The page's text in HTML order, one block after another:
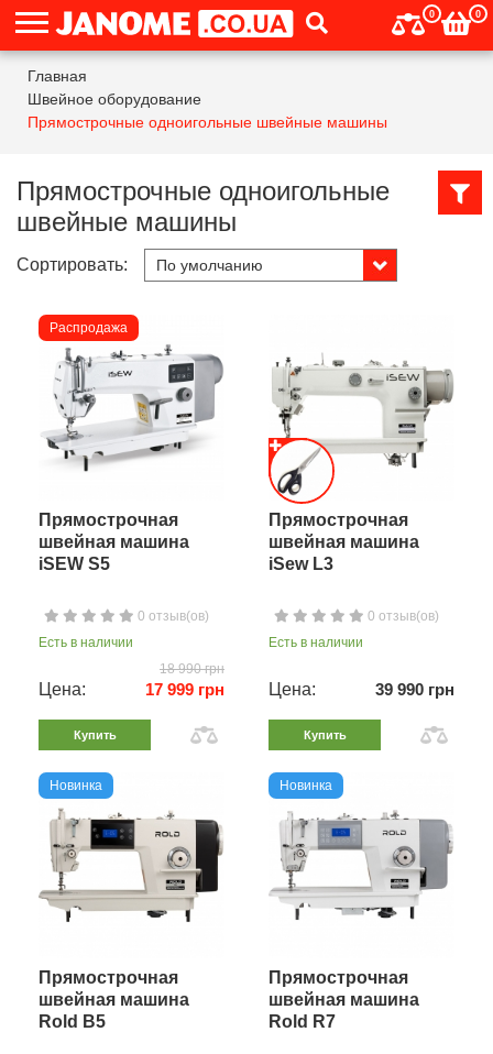
0 0
Главная
Швейное оборудование
Прямострочные одноигольные швейные машины
Прямострочные одноигольные
швейные машины
Сортировать:
Распродажа
Прямострочная
швейная машина
iSEW S5
0 отзыв(ов)
Есть в наличии
18 990 грн
Цена: 17 999 грн
Купить
Прямострочная
швейная машина
iSew L3
0 отзыв(ов)
Есть в наличии
Цена: 39 990 грн
Купить
Новинка
Прямострочная
швейная машина
Rold B5
Новинка
Прямострочная
швейная машина
Rold R7